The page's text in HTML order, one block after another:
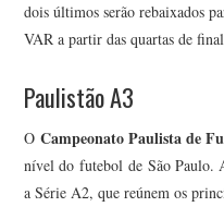
dois últimos serão rebaixados
VAR a partir das quartas de
Paulistão A3
OCampeonato Paulista de
nível do futebol de São Paulo.
a Série A2, que reúnem os